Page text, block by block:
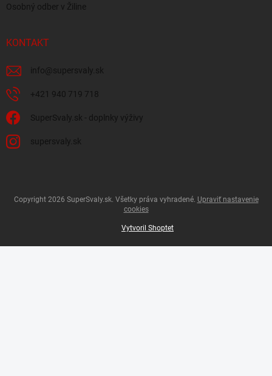
Osobný odber v Žiline
KONTAKT
info@ supersvaly.sk
+421 940 719 718
SuperSvaly.sk - doplnky výživy
supersvaly.sk
Vytvoril Shoptet
Copyright 2026 SuperSvaly.sk. Všetky práva vyhradené. Upraviť nastavenie
cookies